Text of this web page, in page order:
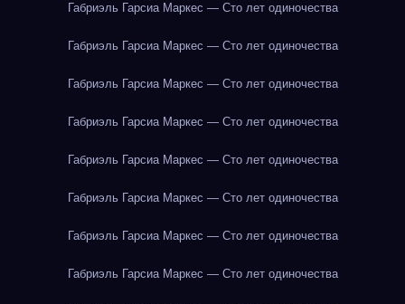
Габриэль Гарсиа Маркес — Сто лет одиночества
Габриэль Гарсиа Маркес — Сто лет одиночества
Габриэль Гарсиа Маркес — Сто лет одиночества
Габриэль Гарсиа Маркес — Сто лет одиночества
Габриэль Гарсиа Маркес — Сто лет одиночества
Габриэль Гарсиа Маркес — Сто лет одиночества
Габриэль Гарсиа Маркес — Сто лет одиночества
Габриэль Гарсиа Маркес — Сто лет одиночества